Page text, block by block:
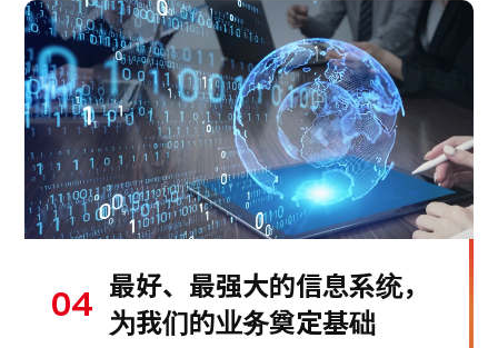
04 最好、最强大的信息系统，
为我们的业务奠定基础